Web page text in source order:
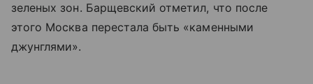
зеленых зон. Барщевский отметил, что после
этого Москва перестала быть «каменными
джунглями».